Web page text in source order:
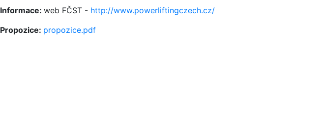
Informace: web FČST - http://www.powerliftingczech.cz/
Propozice: propozice.pdf